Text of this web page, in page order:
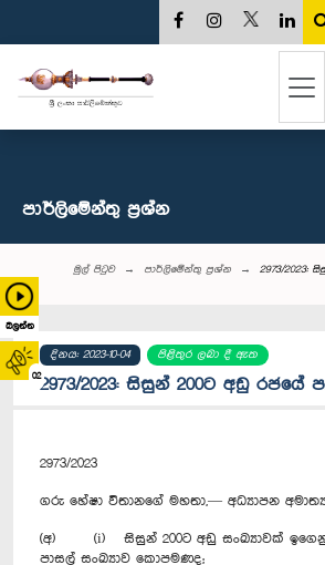
බලන්න
02
පාර්ලි‌මේන්තු‌ ප්‍රශ්න
මුල් පිටුව පාර්ලි‌මේන්තු‌ ප්‍රශ්න 2973/2023:
දිනය: 2023-10-04 පිළිතුර ලබා දී ඇත
2973/2023: සිසුන් 200ට අඩු රජයේ
2973/2023
ගරු හේෂා විතානගේ මහතා,— අධ්‍යාපන
(අ) (i) සිසුන් 200ට අඩු සංඛ්‍යාවක්
පාසල් සංඛ්‍යාව කොපමණද;